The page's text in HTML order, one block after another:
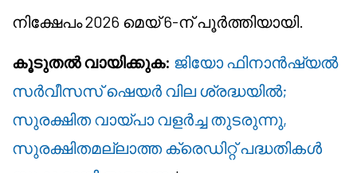
നിക്ഷേപം 2026 മെയ് 6-ന് പൂർത്തിയായി.
കൂടുതൽ വായിക്കുക: ജിയോ ഫിനാൻഷ്യൽ
സർവീസസ് ഷെയർ വില ശ്രദ്ധയിൽ;
സുരക്ഷിത വായ്പാ വളർച്ച തുടരുന്നു,
സുരക്ഷിതമല്ലാത്ത ക്രെഡിറ്റ് പദ്ധതികൾ